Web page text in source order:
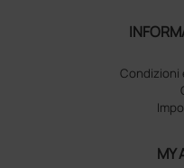
Condizioni
MY